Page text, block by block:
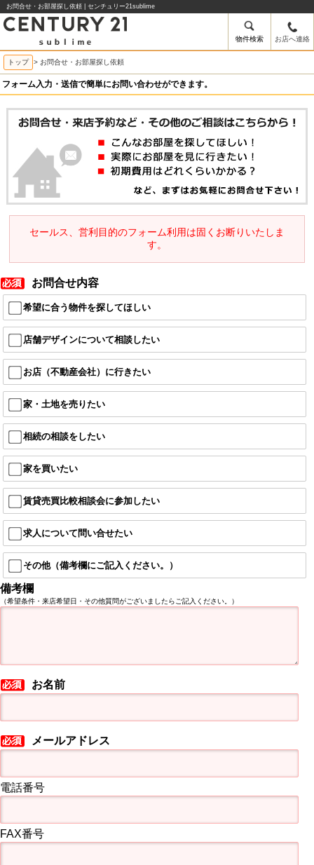
お問合せ・お部屋探し依頼 | センチュリー21sublime
物件検索 お店へ連絡
トップ > お問合せ・お部屋探し依頼
フォーム入力・送信で簡単にお問い合わせができます。
セールス、営利目的のフォーム利用は固くお断りいたしま
す。
お問合せ内容
希望に合う物件を探してほしい
店舗デザインについて相談したい
お店（不動産会社）に行きたい
家・土地を売りたい
相続の相談をしたい
家を買いたい
賃貸売買比較相談会に参加したい
求人について問い合せたい
その他（備考欄にご記入ください。）
備考欄
（希望条件・来店希望日・その他質問がございましたらご記入ください。）
お名前
メールアドレス
電話番号
FAX番号